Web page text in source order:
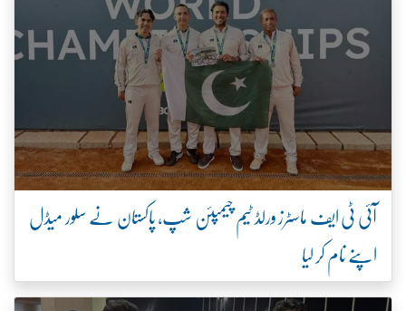
آئی ٹی ایف ماسٹرز ورلڈ ٹیم چیمپئن شپ، پاکستان نے سلور میڈل
اپنے نام کر لیا